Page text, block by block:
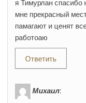
я Тимурлан спасибо
мне прекрасный
памагают и ценят
работоаю
Ответить
Михаил: